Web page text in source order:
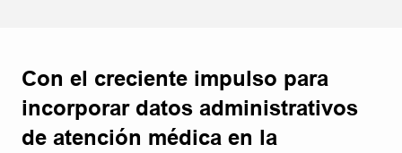
Con el creciente impulso para
incorporar datos administrativos
de atención médica en la